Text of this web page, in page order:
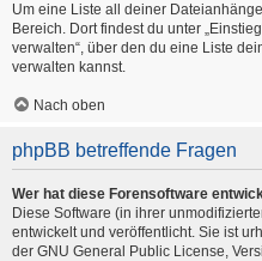
Um eine Liste all deiner
Bereich. Dort findest du unter
verwalten“, über den du eine Liste
verwalten kannst.
Nach oben
phpBB betreffende Fragen
Wer hat diese Forensoftware
Diese Software (in ihrer
entwickelt und veröffentlicht. Sie ist
der GNU General Public License,